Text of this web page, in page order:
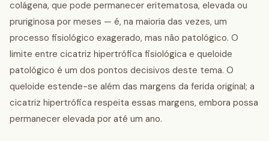
colágena, que pode permanecer eritematosa, elevada ou
pruriginosa por meses — é, na maioria das vezes, um
processo fisiológico exagerado, mas não patológico. O
limite entre cicatriz hipertrófica fisiológica e queloide
patológico é um dos pontos decisivos deste tema. O
queloide estende-se além das margens da ferida original; a
cicatriz hipertrófica respeita essas margens, embora possa
permanecer elevada por até um ano.